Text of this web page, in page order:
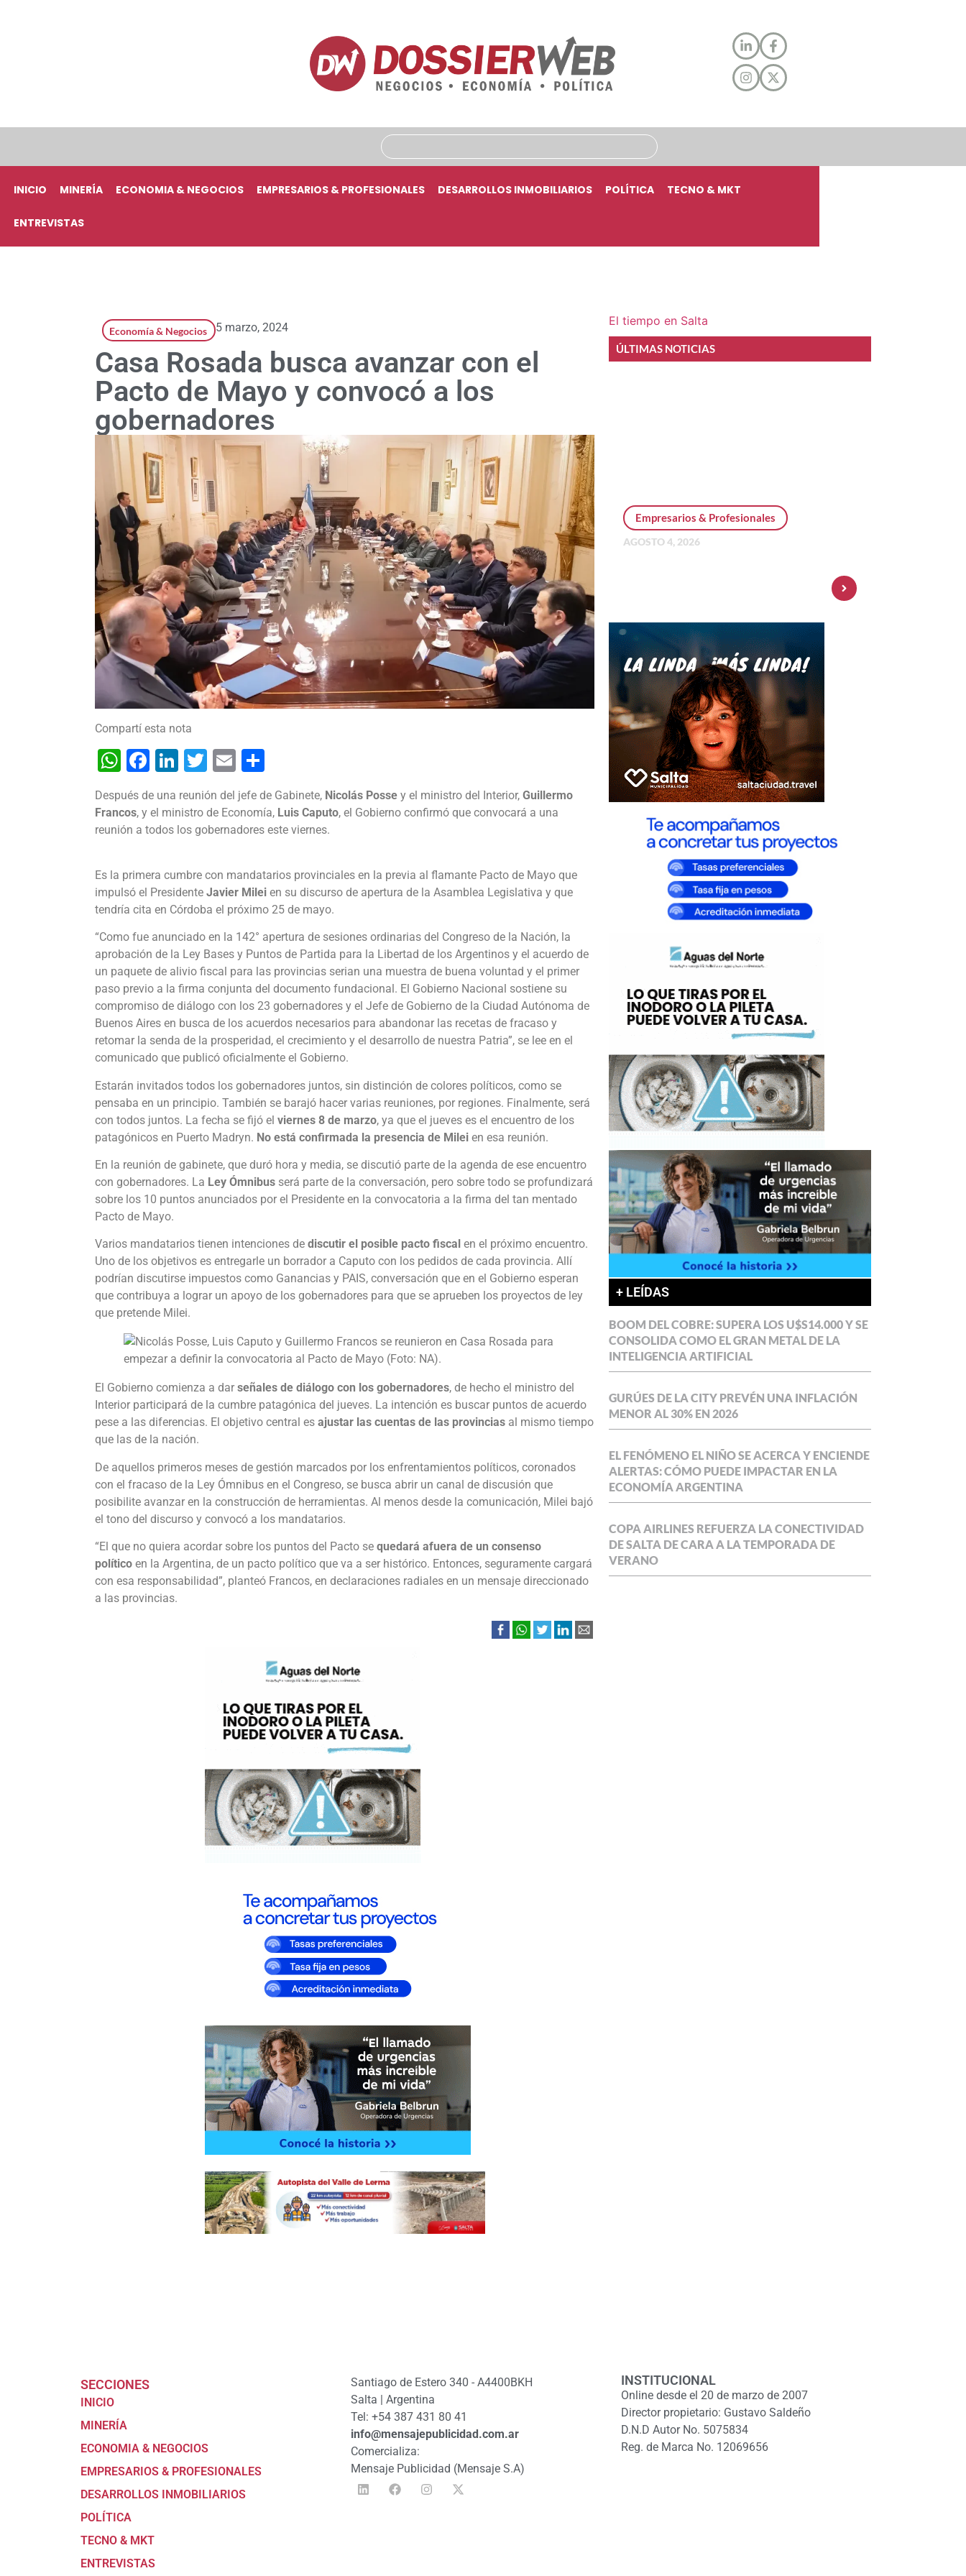
INICIO MINERÍA ECONOMIA & NEGOCIOS EMPRESARIOS & PROFESIONALES DESARROLLOS INMOBILIARIOS POLÍTICA TECNO & MKT
ENTREVISTAS
Economía & Negocios 5 marzo, 2024
Casa Rosada busca avanzar con el
Pacto de Mayo y convocó a los
gobernadores
Compartí esta nota
WhatsApp
Facebook
LinkedIn
TwitterEmail
Después de una reunión del jefe de Gabinete, Nicolás Posse y el ministro del Interior, Guillermo
Francos, y el ministro de Economía, Luis Caputo, el Gobierno confirmó que convocará a una
reunión a todos los gobernadores este viernes.
Es la primera cumbre con mandatarios provinciales en la previa al flamante Pacto de Mayo que
impulsó el Presidente Javier Milei en su discurso de apertura de la Asamblea Legislativa y que
tendría cita en Córdoba el próximo 25 de mayo.
“Como fue anunciado en la 142° apertura de sesiones ordinarias del Congreso de la Nación, la
aprobación de la Ley Bases y Puntos de Partida para la Libertad de los Argentinos y el acuerdo de
un paquete de alivio fiscal para las provincias serian una muestra de buena voluntad y el primer
paso previo a la firma conjunta del documento fundacional. El Gobierno Nacional sostiene su
compromiso de diálogo con los 23 gobernadores y el Jefe de Gobierno de la Ciudad Autónoma de
Buenos Aires en busca de los acuerdos necesarios para abandonar las recetas de fracaso y
retomar la senda de la prosperidad, el crecimiento y el desarrollo de nuestra Patria”, se lee en el
comunicado que publicó oficialmente el Gobierno.
Estarán invitados todos los gobernadores juntos, sin distinción de colores políticos, como se
pensaba en un principio. También se barajó hacer varias reuniones, por regiones. Finalmente, será
con todos juntos. La fecha se fijó el viernes 8 de marzo, ya que el jueves es el encuentro de los
patagónicos en Puerto Madryn. No está confirmada la presencia de Milei en esa reunión.
En la reunión de gabinete, que duró hora y media, se discutió parte de la agenda de ese encuentro
con gobernadores. La Ley Ómnibus será parte de la conversación, pero sobre todo se profundizará
sobre los 10 puntos anunciados por el Presidente en la convocatoria a la firma del tan mentado
Pacto de Mayo.
Varios mandatarios tienen intenciones de discutir el posible pacto fiscal en el próximo encuentro.
Uno de los objetivos es entregarle un borrador a Caputo con los pedidos de cada provincia. Allí
podrían discutirse impuestos como Ganancias y PAIS, conversación que en el Gobierno esperan
que contribuya a lograr un apoyo de los gobernadores para que se aprueben los proyectos de ley
que pretende Milei.
El Gobierno comienza a dar señales de diálogo con los gobernadores, de hecho el ministro del
Interior participará de la cumbre patagónica del jueves. La intención es buscar puntos de acuerdo
pese a las diferencias. El objetivo central es ajustar las cuentas de las provincias al mismo tiempo
que las de la nación.
De aquellos primeros meses de gestión marcados por los enfrentamientos políticos, coronados
con el fracaso de la Ley Ómnibus en el Congreso, se busca abrir un canal de discusión que
posibilite avanzar en la construcción de herramientas. Al menos desde la comunicación, Milei bajó
el tono del discurso y convocó a los mandatarios.
“El que no quiera acordar sobre los puntos del Pacto se quedará afuera de un consenso
político en la Argentina, de un pacto político que va a ser histórico. Entonces, seguramente cargará
con esa responsabilidad”, planteó Francos, en declaraciones radiales en un mensaje direccionado
a las provincias.
El tiempo en Salta
ÚLTIMAS NOTICIAS
Empresarios & Profesionales
AGOSTO 4, 2026
+ LEÍDAS
BOOM DEL COBRE: SUPERA LOS U$S14.000 Y SE
CONSOLIDA COMO EL GRAN METAL DE LA
INTELIGENCIA ARTIFICIAL
GURÚES DE LA CITY PREVÉN UNA INFLACIÓN
MENOR AL 30% EN 2026
EL FENÓMENO EL NIÑO SE ACERCA Y ENCIENDE
ALERTAS: CÓMO PUEDE IMPACTAR EN LA
ECONOMÍA ARGENTINA
COPA AIRLINES REFUERZA LA CONECTIVIDAD
DE SALTA DE CARA A LA TEMPORADA DE
VERANO
SECCIONES
INICIO
MINERÍA
ECONOMIA & NEGOCIOS
EMPRESARIOS & PROFESIONALES
DESARROLLOS INMOBILIARIOS
POLÍTICA
TECNO & MKT
ENTREVISTAS
Santiago de Estero 340 - A4400BKH
Salta | Argentina
Tel: +54 387 431 80 41
info@mensajepublicidad.com.ar
Comercializa:
Mensaje Publicidad (Mensaje S.A)
INSTITUCIONAL
Online desde el 20 de marzo de 2007
Director propietario: Gustavo Saldeño
D.N.D Autor No. 5075834
Reg. de Marca No. 12069656